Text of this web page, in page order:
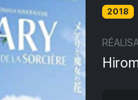
2018